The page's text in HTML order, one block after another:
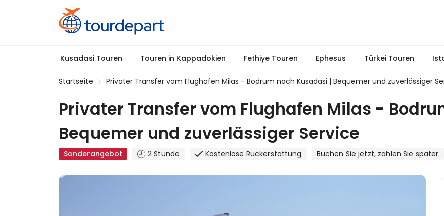
Kusadasi Touren Touren in Kappadokien Fethiye Touren Ephesus Türkei Touren
Startseite Privater Transfer vom Flughafen Milas - Bodrum nach Kusadasi | Bequemer und zuverlässiger
Privater Transfer vom Flughafen Milas -
Bequemer und zuverlässiger Service
Sonderangebot 2 Stunde Kostenlose Rückerstattung Buchen Sie jetzt, zahlen Sie später